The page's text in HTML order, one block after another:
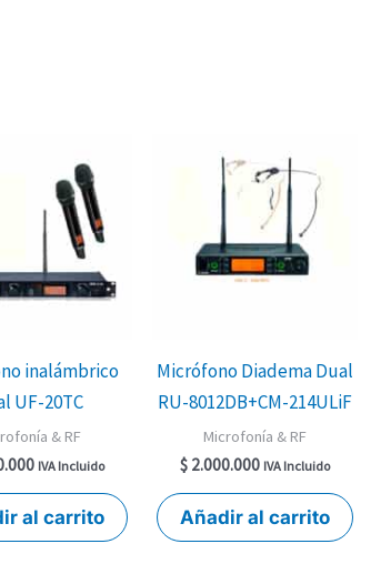
inalámbrico
UF-20TC
& RF
IVA Incluido
al carrito
Micrófono Diadema Dual
RU-8012DB+CM-214ULiF
Microfonía & RF
$ 2.000.000 IVA Incluido
Añadir al carrito